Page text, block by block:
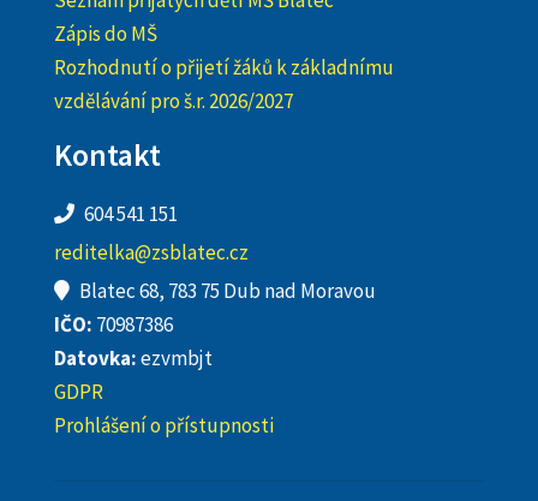
Zápis do MŠ
Rozhodnutí o přijetí žáků k základnímu
vzdělávání pro š.r. 2026/2027
Kontakt
604 541 151
reditelka@zsblatec.cz
Blatec 68, 783 75 Dub nad Moravou
IČO: 70987386
Datovka:ezvmbjt
GDPR
Prohlášení o přístupnosti